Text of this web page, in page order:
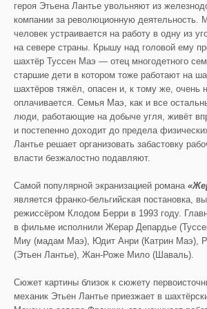
героя Этьена Лантье увольняют из
компании за революционную деятельность.
человек устраивается на работу в одну из
на севере страны. Крышу над головой ему
шахтёр Туссен Маэ — отец многодетного
старшие дети в котором тоже работают на
шахтёров тяжёл, опасен и, к тому же, очень
оплачивается. Семья Маэ, как и все
люди, работающие на добыче угля, живёт
и постепенно доходит до предела
Лантье решает организовать забастовку
власти безжалостно подавляют.
Самой популярной экранизацией романа
является франко-бельгийская постановка,
режиссёром Клодом Берри в 1993 году.
в фильме исполнили Жерар Депардье
Миу (мадам Маэ), Юдит Анри (Катрин Маэ),
(Этьен Лантье), Жан-Роже Мило (Шаваль).
Сюжет картины близок к сюжету
механик Этьен Лантье приезжает в